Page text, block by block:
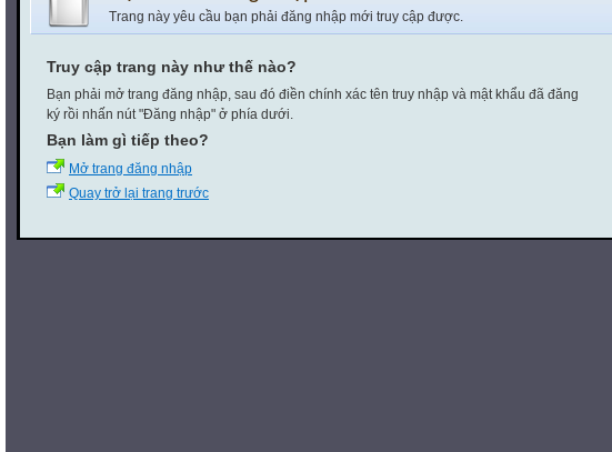
Trang này yêu cầu bạn phải đăng nhập mới truy cập được.
Truy cập trang này như thế nào?
Bạn phải mở trang đăng nhập, sau đó điền chính xác tên truy nhập và mật khẩu đã đăng
ký rồi nhấn nút "Đăng nhập" ở phía dưới.
Bạn làm gì tiếp theo?
Mở trang đăng nhập
Quay trở lại trang trước